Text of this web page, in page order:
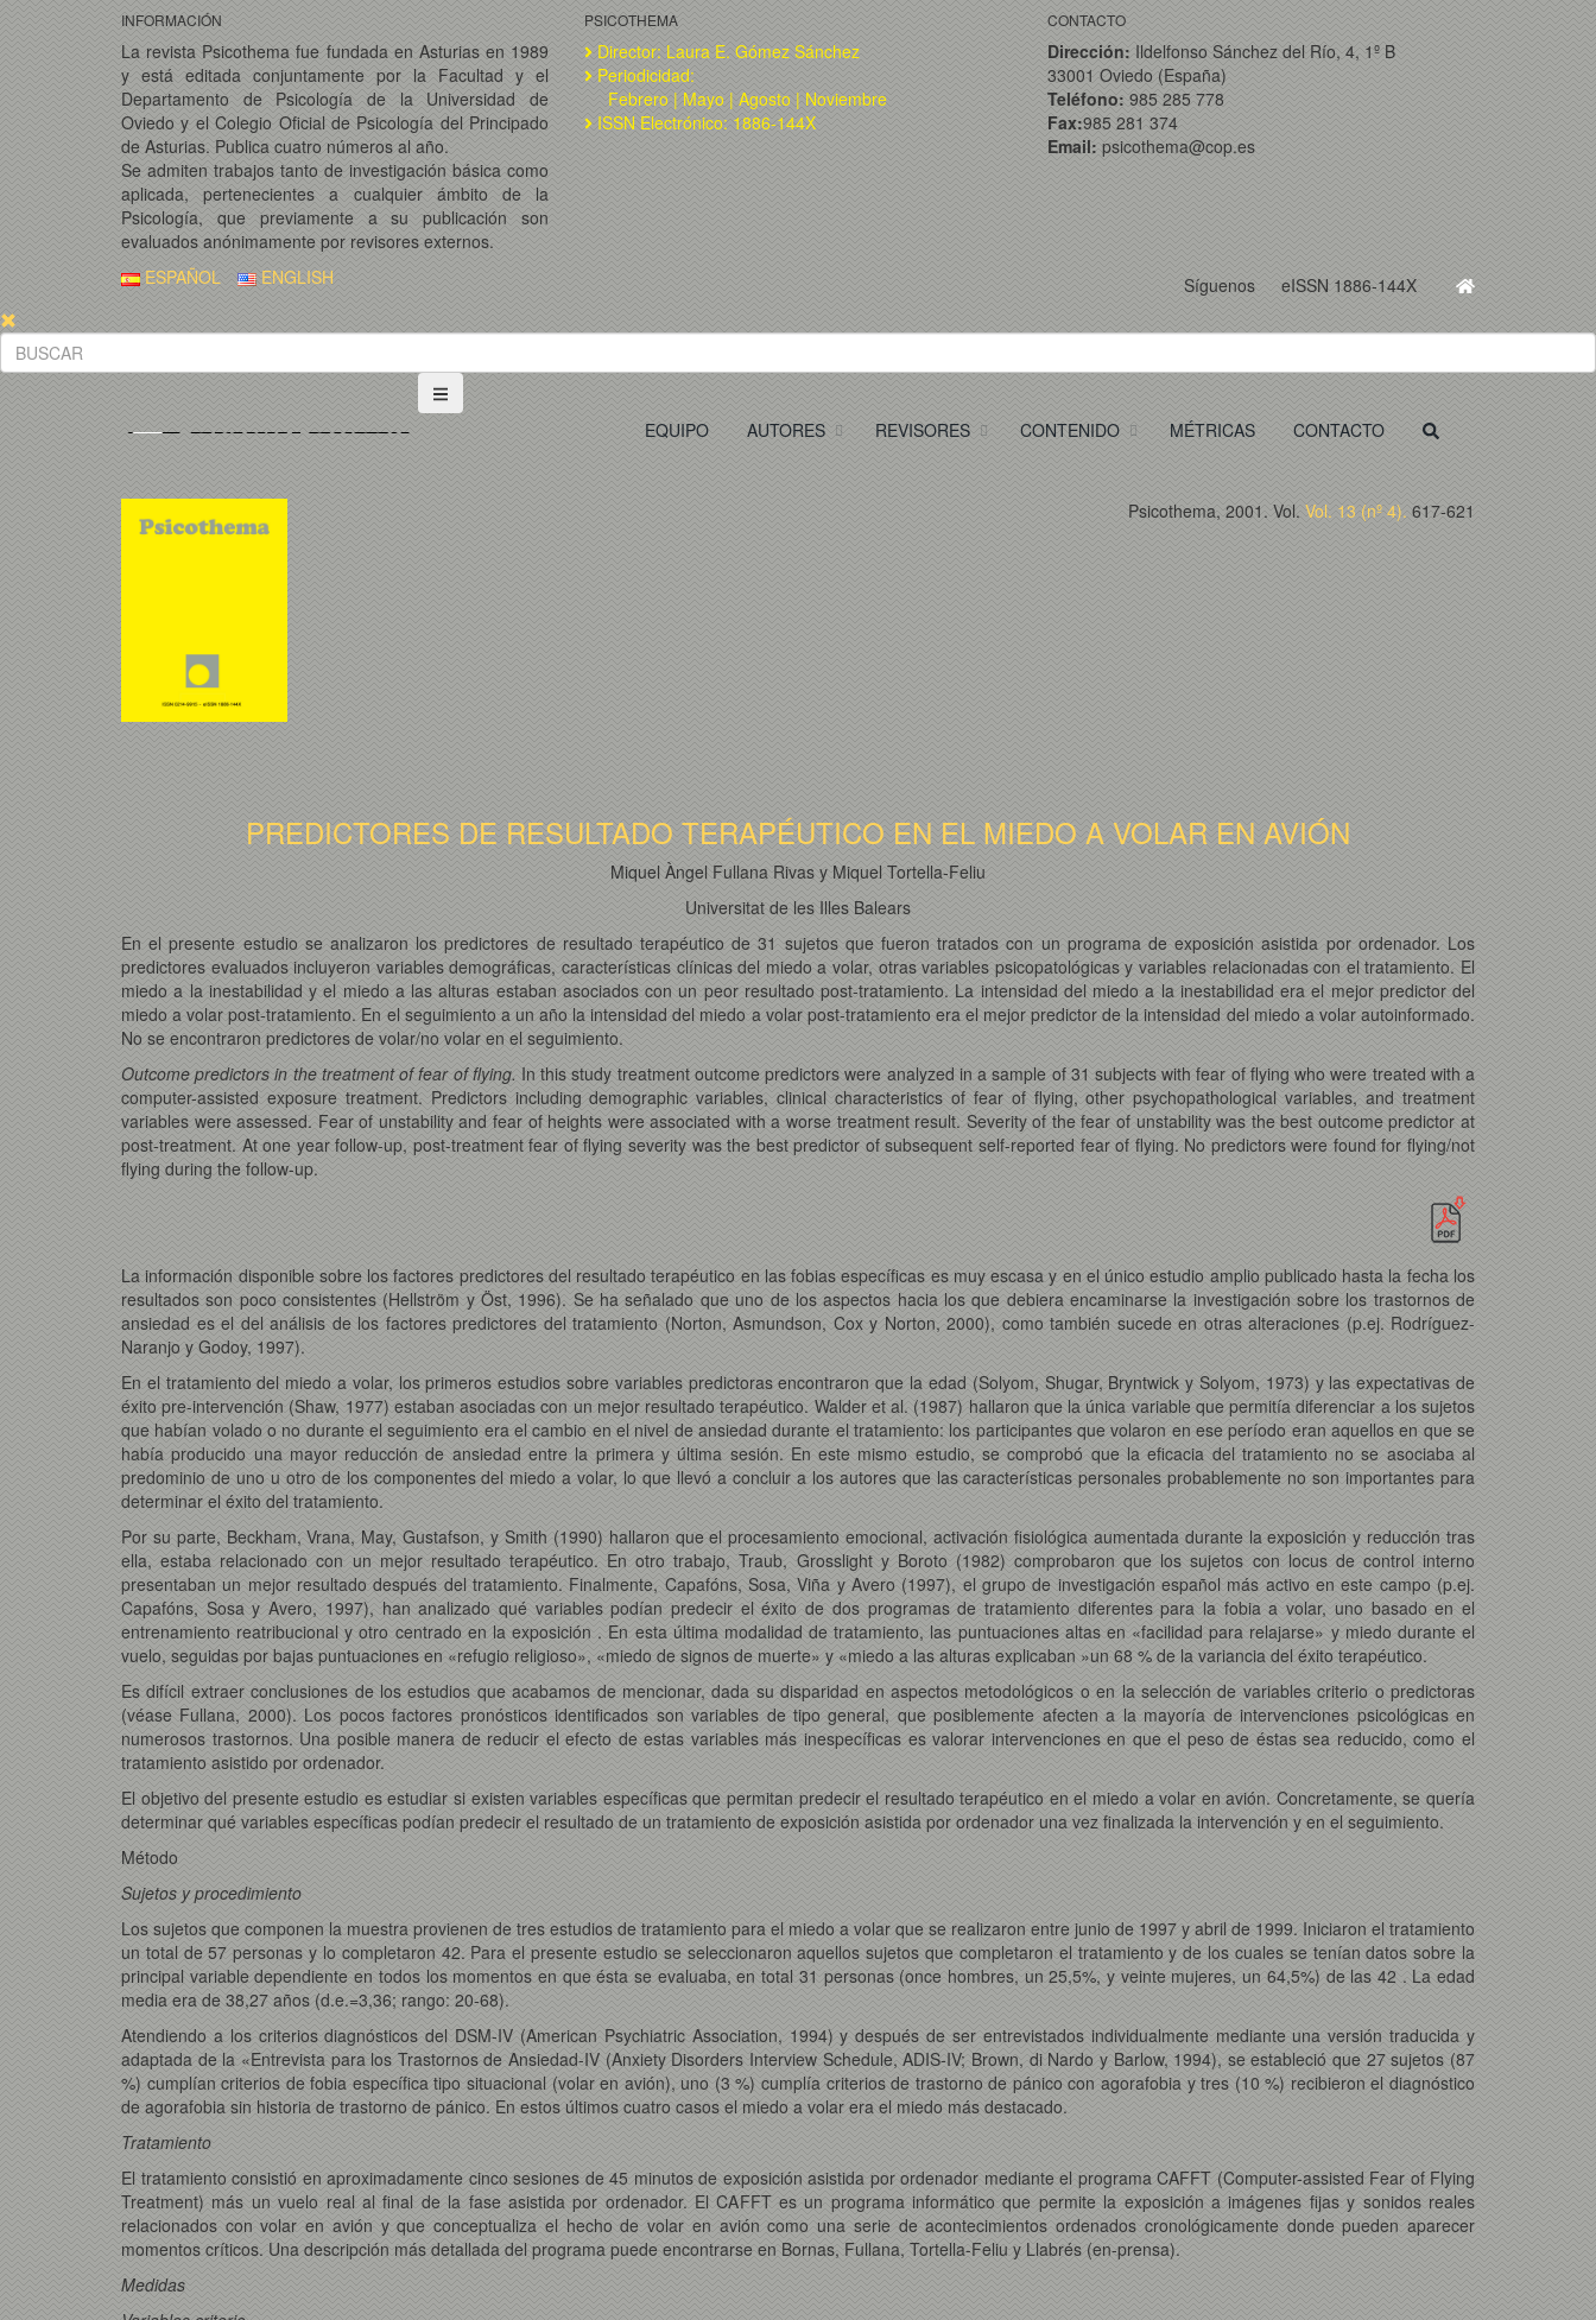
INFORMACIÓN
La revista Psicothema fue fundada en Asturias en 1989
y está editada conjuntamente por la Facultad y el
Departamento de Psicología de la Universidad de
Oviedo y el Colegio Oficial de Psicología del Principado
de Asturias. Publica cuatro números al año.
Se admiten trabajos tanto de investigación básica como
aplicada, pertenecientes a cualquier ámbito de la
Psicología, que previamente a su publicación son
evaluados anónimamente por revisores externos.
PSICOTHEMA
Director: Laura E. Gómez Sánchez
Periodicidad:
Febrero | Mayo | Agosto | Noviembre
ISSN Electrónico: 1886-144X
CONTACTO
Dirección: Ildelfonso Sánchez del Río, 4, 1º B
33001 Oviedo (España)
Teléfono: 985 285 778
Fax:985 281 374
Email: psicothema@cop.es
Síguenos eISSN 1886-144X
ESPAÑOL ENGLISH
EQUIPO AUTORES REVISORES CONTENIDO MÉTRICAS CONTACTO
Psicothema, 2001. Vol. Vol. 13 (nº 4). 617-621
PREDICTORES DE RESULTADO TERAPÉUTICO EN EL MIEDO A VOLAR EN AVIÓN
Miquel Àngel Fullana Rivas y Miquel Tortella-Feliu
Universitat de les Illes Balears
En el presente estudio se analizaron los predictores de resultado terapéutico de 31 sujetos que fueron tratados con un programa de exposición asistida por ordenador. Los
predictores evaluados incluyeron variables demográficas, características clínicas del miedo a volar, otras variables psicopatológicas y variables relacionadas con el tratamiento. El
miedo a la inestabilidad y el miedo a las alturas estaban asociados con un peor resultado post-tratamiento. La intensidad del miedo a la inestabilidad era el mejor predictor del
miedo a volar post-tratamiento. En el seguimiento a un año la intensidad del miedo a volar post-tratamiento era el mejor predictor de la intensidad del miedo a volar autoinformado.
No se encontraron predictores de volar/no volar en el seguimiento.
Outcome predictors in the treatment of fear of flying. In this study treatment outcome predictors were analyzed in a sample of 31 subjects with fear of flying who were treated with a
computer-assisted exposure treatment. Predictors including demographic variables, clinical characteristics of fear of flying, other psychopathological variables, and treatment
variables were assessed. Fear of unstability and fear of heights were associated with a worse treatment result. Severity of the fear of unstability was the best outcome predictor at
post-treatment. At one year follow-up, post-treatment fear of flying severity was the best predictor of subsequent self-reported fear of flying. No predictors were found for flying/not
flying during the follow-up.
La información disponible sobre los factores predictores del resultado terapéutico en las fobias específicas es muy escasa y en el único estudio amplio publicado hasta la fecha los
resultados son poco consistentes (Hellström y Öst, 1996). Se ha señalado que uno de los aspectos hacia los que debiera encaminarse la investigación sobre los trastornos de
ansiedad es el del análisis de los factores predictores del tratamiento (Norton, Asmundson, Cox y Norton, 2000), como también sucede en otras alteraciones (p.ej. Rodríguez-
Naranjo y Godoy, 1997).
En el tratamiento del miedo a volar, los primeros estudios sobre variables predictoras encontraron que la edad (Solyom, Shugar, Bryntwick y Solyom, 1973) y las expectativas de
éxito pre-intervención (Shaw, 1977) estaban asociadas con un mejor resultado terapéutico. Walder et al. (1987) hallaron que la única variable que permitía diferenciar a los sujetos
que habían volado o no durante el seguimiento era el cambio en el nivel de ansiedad durante el tratamiento: los participantes que volaron en ese período eran aquellos en que se
había producido una mayor reducción de ansiedad entre la primera y última sesión. En este mismo estudio, se comprobó que la eficacia del tratamiento no se asociaba al
predominio de uno u otro de los componentes del miedo a volar, lo que llevó a concluir a los autores que las características personales probablemente no son importantes para
determinar el éxito del tratamiento.
Por su parte, Beckham, Vrana, May, Gustafson, y Smith (1990) hallaron que el procesamiento emocional, activación fisiológica aumentada durante la exposición y reducción tras
ella, estaba relacionado con un mejor resultado terapéutico. En otro trabajo, Traub, Grosslight y Boroto (1982) comprobaron que los sujetos con locus de control interno
presentaban un mejor resultado después del tratamiento. Finalmente, Capafóns, Sosa, Viña y Avero (1997), el grupo de investigación español más activo en este campo (p.ej.
Capafóns, Sosa y Avero, 1997), han analizado qué variables podían predecir el éxito de dos programas de tratamiento diferentes para la fobia a volar, uno basado en el
entrenamiento reatribucional y otro centrado en la exposición . En esta última modalidad de tratamiento, las puntuaciones altas en «facilidad para relajarse» y miedo durante el
vuelo, seguidas por bajas puntuaciones en «refugio religioso», «miedo de signos de muerte» y «miedo a las alturas explicaban »un 68 % de la variancia del éxito terapéutico.
Es difícil extraer conclusiones de los estudios que acabamos de mencionar, dada su disparidad en aspectos metodológicos o en la selección de variables criterio o predictoras
(véase Fullana, 2000). Los pocos factores pronósticos identificados son variables de tipo general, que posiblemente afecten a la mayoría de intervenciones psicológicas en
numerosos trastornos. Una posible manera de reducir el efecto de estas variables más inespecíficas es valorar intervenciones en que el peso de éstas sea reducido, como el
tratamiento asistido por ordenador.
El objetivo del presente estudio es estudiar si existen variables específicas que permitan predecir el resultado terapéutico en el miedo a volar en avión. Concretamente, se quería
determinar qué variables específicas podían predecir el resultado de un tratamiento de exposición asistida por ordenador una vez finalizada la intervención y en el seguimiento.
Método
Sujetos y procedimiento
Los sujetos que componen la muestra provienen de tres estudios de tratamiento para el miedo a volar que se realizaron entre junio de 1997 y abril de 1999. Iniciaron el tratamiento
un total de 57 personas y lo completaron 42. Para el presente estudio se seleccionaron aquellos sujetos que completaron el tratamiento y de los cuales se tenían datos sobre la
principal variable dependiente en todos los momentos en que ésta se evaluaba, en total 31 personas (once hombres, un 25,5%, y veinte mujeres, un 64,5%) de las 42 . La edad
media era de 38,27 años (d.e.=3,36; rango: 20-68).
Atendiendo a los criterios diagnósticos del DSM-IV (American Psychiatric Association, 1994) y después de ser entrevistados individualmente mediante una versión traducida y
adaptada de la «Entrevista para los Trastornos de Ansiedad-IV (Anxiety Disorders Interview Schedule, ADIS-IV; Brown, di Nardo y Barlow, 1994), se estableció que 27 sujetos (87
%) cumplían criterios de fobia específica tipo situacional (volar en avión), uno (3 %) cumplía criterios de trastorno de pánico con agorafobia y tres (10 %) recibieron el diagnóstico
de agorafobia sin historia de trastorno de pánico. En estos últimos cuatro casos el miedo a volar era el miedo más destacado.
Tratamiento
El tratamiento consistió en aproximadamente cinco sesiones de 45 minutos de exposición asistida por ordenador mediante el programa CAFFT (Computer-assisted Fear of Flying
Treatment) más un vuelo real al final de la fase asistida por ordenador. El CAFFT es un programa informático que permite la exposición a imágenes fijas y sonidos reales
relacionados con volar en avión y que conceptualiza el hecho de volar en avión como una serie de acontecimientos ordenados cronológicamente donde pueden aparecer
momentos críticos. Una descripción más detallada del programa puede encontrarse en Bornas, Fullana, Tortella-Feliu y Llabrés (en-prensa).
Medidas